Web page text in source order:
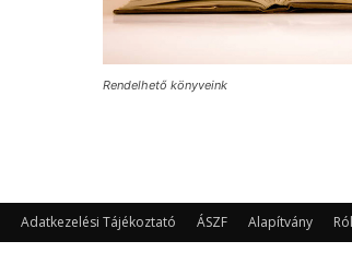
Rendelhető könyveink
Adatkezelési Tájékoztató ÁSZF Alapítvány